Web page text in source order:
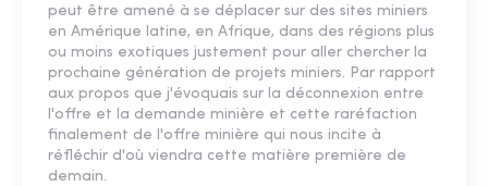
peut être amené à se déplacer sur des sites miniers
en Amérique latine, en Afrique, dans des régions plus
ou moins exotiques justement pour aller chercher la
prochaine génération de projets miniers. Par rapport
aux propos que j'évoquais sur la déconnexion entre
l'offre et la demande minière et cette raréfaction
finalement de l'offre minière qui nous incite à
réfléchir d'où viendra cette matière première de
demain.